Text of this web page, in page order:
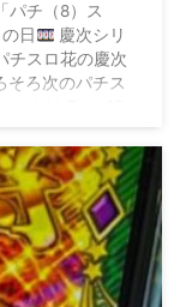
パチ（8）ス
日
慶次シリ
チスロ花の慶次
そろ次のパチス